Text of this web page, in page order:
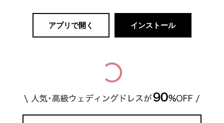
アプリで開く インストール